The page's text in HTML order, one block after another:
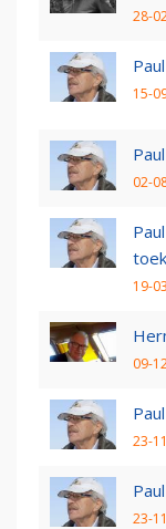
28-
15-
02-
19-
09-
23-
23-